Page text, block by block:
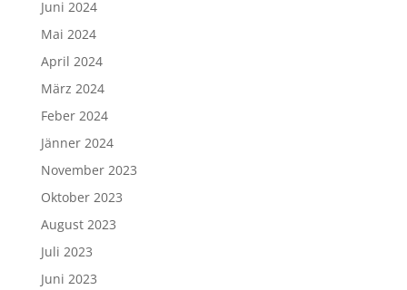
Juni 2024
Mai 2024
April 2024
März 2024
Feber 2024
Jänner 2024
November 2023
Oktober 2023
August 2023
Juli 2023
Juni 2023